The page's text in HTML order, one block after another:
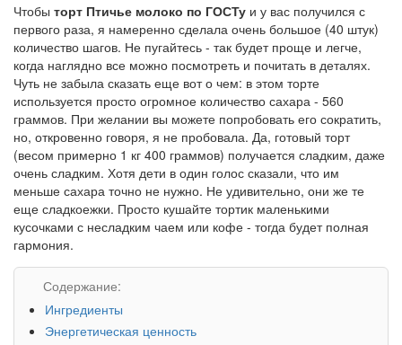
Чтобы торт Птичье молоко по ГОСТу и у вас получился с
первого раза, я намеренно сделала очень большое (40 штук)
количество шагов. Не пугайтесь - так будет проще и легче,
когда наглядно все можно посмотреть и почитать в деталях.
Чуть не забыла сказать еще вот о чем: в этом торте
используется просто огромное количество сахара - 560
граммов. При желании вы можете попробовать его сократить,
но, откровенно говоря, я не пробовала. Да, готовый торт
(весом примерно 1 кг 400 граммов) получается сладким, даже
очень сладким. Хотя дети в один голос сказали, что им
меньше сахара точно не нужно. Не удивительно, они же те
еще сладкоежки. Просто кушайте тортик маленькими
кусочками с несладким чаем или кофе - тогда будет полная
гармония.
Содержание:
Ингредиенты
Энергетическая ценность